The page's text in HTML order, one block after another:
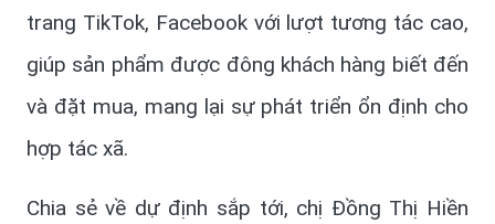
trang TikTok, Facebook với lượt tương tác cao,
giúp sản phẩm được đông khách hàng biết đến
và đặt mua, mang lại sự phát triển ổn định cho
hợp tác xã.
Chia sẻ về dự định sắp tới, chị Đồng Thị Hiền